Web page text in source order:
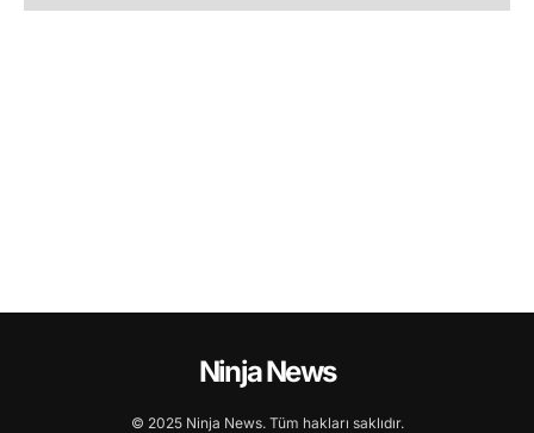
Ninja News
© 2025 Ninja News. Tüm hakları saklıdır.